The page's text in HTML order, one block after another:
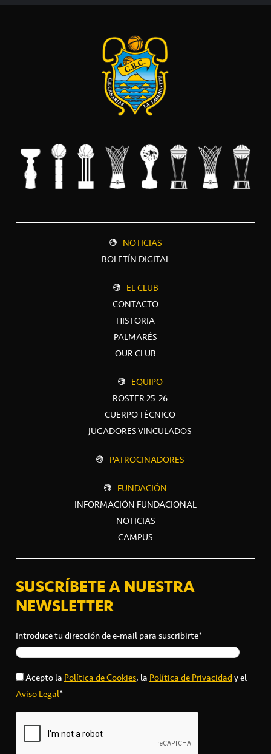
NOTICIAS
BOLETÍN DIGITAL
EL CLUB
CONTACTO
HISTORIA
PALMARÉS
OUR CLUB
EQUIPO
ROSTER 25-26
CUERPO TÉCNICO
JUGADORES VINCULADOS
PATROCINADORES
FUNDACIÓN
INFORMACIÓN FUNDACIONAL
NOTICIAS
CAMPUS
SUSCRÍBETE A NUESTRA
NEWSLETTER
Introduce tu dirección de e-mail para suscribirte*
Acepto laPolítica de Cookies, laPolítica de Privacidady el
Aviso Legal*